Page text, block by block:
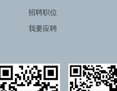
招聘职位
我要应聘